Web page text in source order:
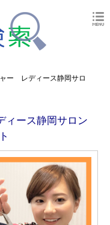
ー レディース静岡サロ
ィース静岡サロン